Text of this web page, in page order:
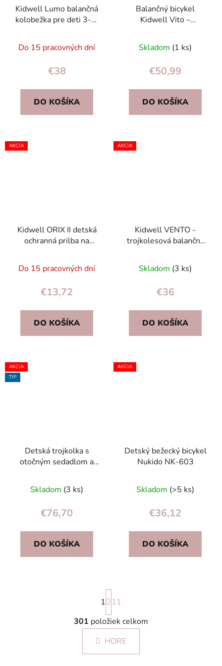
Kidwell Lumo balančná
kolobežka pre deti 3-8,
plošina, skladacia
hodnotenie
produktu
5,0
z
Do 15 pracovných dní
€38
DO KOŠÍKA
Balančný bicykel
Kidwell Vito –
EVA kolesá, do 30 kg
Skladom (1 ks)
€50,99
DO KOŠÍKA
AKCIA
Kidwell ORIX II detská
ochranná prilba na
kolobežku S 48-52 cm
Do 15 pracovných dní
€13,72
DO KOŠÍKA
AKCIA
Kidwell VENTO -
trojkolesová balančná
kolesami, skladacia,
Unicorn
Skladom (3 ks)
€36
DO KOŠÍKA
AKCIA
TIP
Detská trojkolka s
otočným sedadlom a
ECOTOYS
Skladom (3 ks)
€76,70
DO KOŠÍKA
AKCIA
Detský bežecký bicykel
Nukido NK-603
Skladom (>5 ks)
€36,12
DO KOŠÍKA
O
v
l
á
S
t
r
á
n
k
1
11
301 položiek celkom
HORE